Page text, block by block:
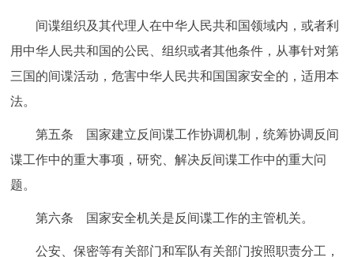
间谍组织及其代理人在中华人民共和国领域内，或者利
用中华人民共和国的公民、组织或者其他条件，从事针对第
三国的间谍活动，危害中华人民共和国国家安全的，适用本
法。
第五条 国家建立反间谍工作协调机制，统筹协调反间
谍工作中的重大事项，研究、解决反间谍工作中的重大问
题。
第六条 国家安全机关是反间谍工作的主管机关。
公安、保密等有关部门和军队有关部门按照职责分工，